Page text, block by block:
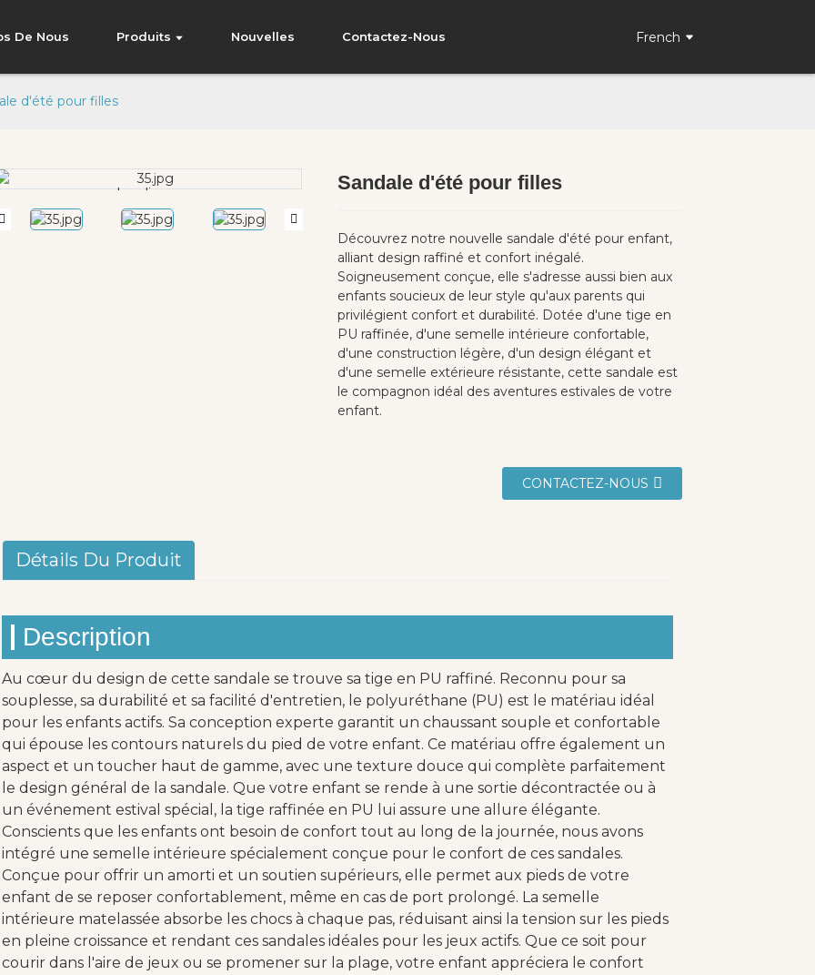
De Nous Produits Nouvelles Contactez-Nous French
d'été pour filles
Loading...
Loading... Loading...
Loading...
Sandale d'été pour filles
Découvrez notre nouvelle sandale d'été pour enfant,
alliant design raffiné et confort inégalé.
Soigneusement conçue, elle s'adresse aussi bien aux
enfants soucieux de leur style qu'aux parents qui
privilégient confort et durabilité. Dotée d'une tige en
PU raffinée, d'une semelle intérieure confortable,
d'une construction légère, d'un design élégant et
d'une semelle extérieure résistante, cette sandale est
le compagnon idéal des aventures estivales de votre
enfant.
CONTACTEZ-NOUS
Détails Du Produit
Description
Au cœur du design de cette sandale se trouve sa tige en PU raffiné. Reconnu pour sa
souplesse, sa durabilité et sa facilité d'entretien, le polyuréthane (PU) est le matériau idéal
pour les enfants actifs. Sa conception experte garantit un chaussant souple et confortable
qui épouse les contours naturels du pied de votre enfant. Ce matériau offre également un
aspect et un toucher haut de gamme, avec une texture douce qui complète parfaitement
le design général de la sandale. Que votre enfant se rende à une sortie décontractée ou à
un événement estival spécial, la tige raffinée en PU lui assure une allure élégante.
Conscients que les enfants ont besoin de confort tout au long de la journée, nous avons
intégré une semelle intérieure spécialement conçue pour le confort de ces sandales.
Conçue pour offrir un amorti et un soutien supérieurs, elle permet aux pieds de votre
enfant de se reposer confortablement, même en cas de port prolongé. La semelle
intérieure matelassée absorbe les chocs à chaque pas, réduisant ainsi la tension sur les pieds
en pleine croissance et rendant ces sandales idéales pour les jeux actifs. Que ce soit pour
courir dans l'aire de jeux ou se promener sur la plage, votre enfant appréciera le confort